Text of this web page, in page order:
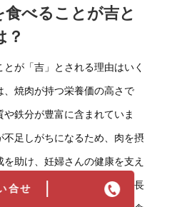
合せ
べることが吉と
？
が「吉」とされる理由はいく
焼肉が持つ栄養価の高さで
鉄分が豊富に含まれていま
足しがちになるため、肉を摂
助け、妊婦さんの健康を支え
また、たんぱく質は胎児の成長